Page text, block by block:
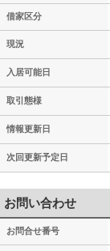
借家区分
現況
入居可能日
取引態様
情報更新日
次回更新予定日
お問い合わせ
お問合せ番号